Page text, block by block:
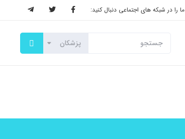
ما را در شبکه های اجتماعی دنبال کنید: